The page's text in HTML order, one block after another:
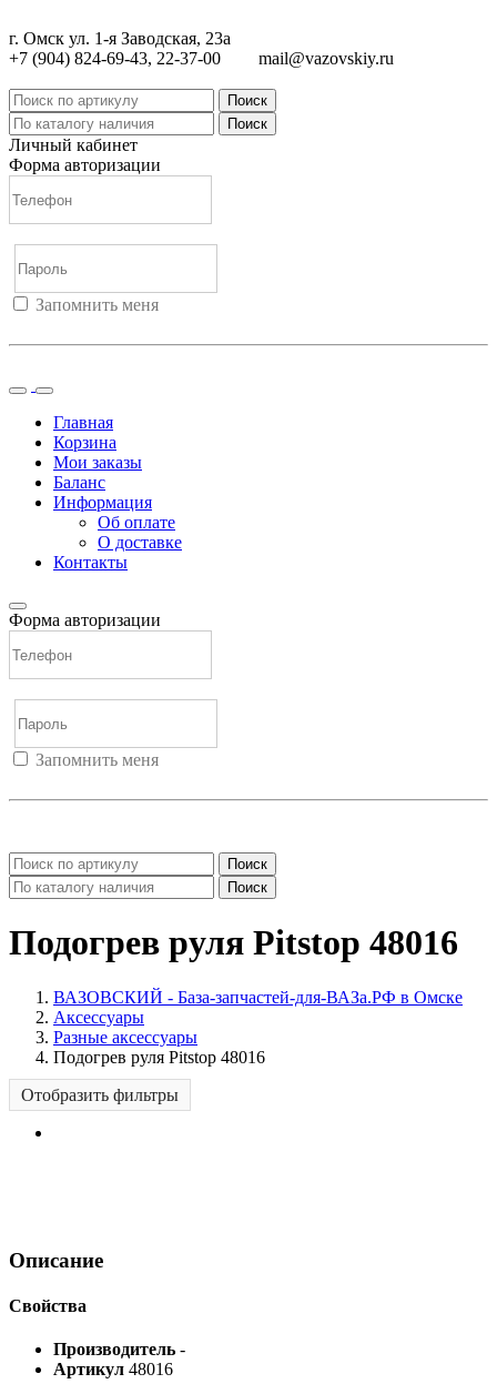
г. Омск ул. 1-я Заводская, 23а
+7 (904) 824-69-43, 22-37-00
mail@vazovskiy.ru
Поиск
Поиск
Личный кабинет
Форма авторизации
Запомнить меня
Главная
Корзина
Мои заказы
Баланс
Информация
Об оплате
О доставке
Контакты
Форма авторизации
Запомнить меня
Поиск
Поиск
Подогрев руля Pitstop 48016
ВАЗОВСКИЙ - База-запчастей-для-ВАЗа.РФ в Омске
Аксессуары
Разные аксессуары
Подогрев руля Pitstop 48016
Отобразить фильтры
Описание
Свойства
Производитель -
Артикул 48016